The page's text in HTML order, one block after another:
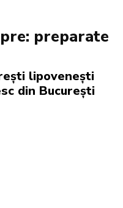
preparate
lipovenești
din București